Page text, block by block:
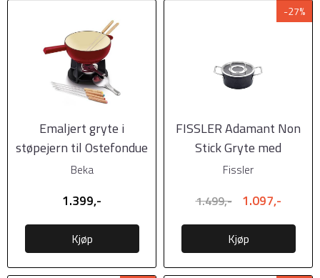
Emaljert gryte i
støpejern til Ostefondue
fra BEKA
Beka
1.399,-
Kjøp
-27%
FISSLER Adamant Non
Stick Gryte med
glasslokk 2,0 liter, ...
Fissler
1.499,- 1.097,-
Kjøp